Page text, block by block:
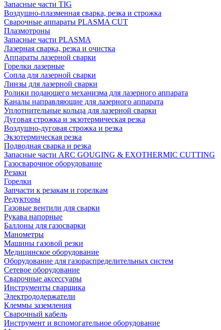
Запасные части TIG
Воздушно-плазменная сварка, резка и строжка
Сварочные аппараты PLASMA CUT
Плазмотроны
Запасные части PLASMA
Лазерная сварка, резка и очистка
Аппараты лазерной сварки
Горелки лазерные
Сопла для лазерной сварки
Линзы для лазерной сварки
Ролики подающего механизма для лазерного аппарата
Каналы направляющие для лазерного аппарата
Уплотнительные кольца для лазерной сварки
Дуговая строжка и экзотермическая резка
Воздушно-дуговая строжка и резка
Экзотермическая резка
Подводная сварка и резка
Запасные части ARC GOUGING & EXOTHERMIC CUTTING
Газосварочное оборудование
Резаки
Горелки
Запчасти к резакам и горелкам
Редукторы
Газовые вентили для сварки
Рукава напорные
Баллоны для газосварки
Манометры
Машины газовой резки
Медицинское оборудование
Оборудование для газораспределительных систем
Сетевое оборудование
Сварочные аксессуары
Инструменты сварщика
Электрододержатели
Клеммы заземления
Сварочный кабель
Инструмент и вспомогательное оборудование